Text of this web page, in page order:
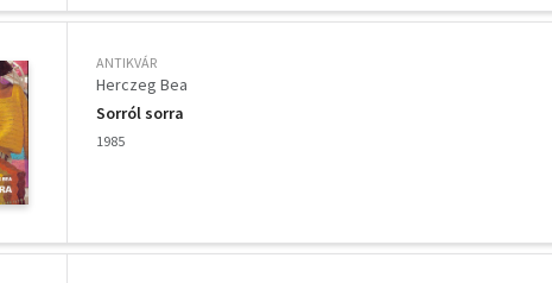
ANTIKVÁR
Herczeg Bea
Sorról sorra
1985